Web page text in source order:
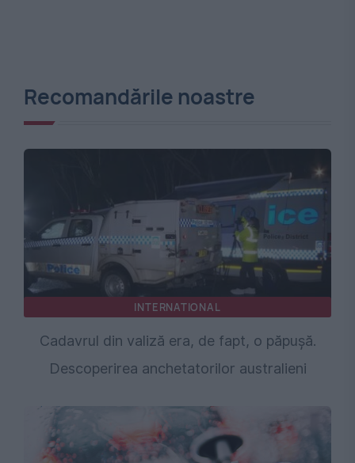
Recomandările noastre
INTERNATIONAL
Cadavrul din valiză era, de fapt, o păpușă.
Descoperirea anchetatorilor australieni